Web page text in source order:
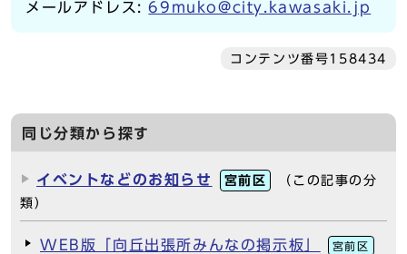
メールアドレス:69muko@city.kawasaki.jp
コンテンツ番号158434
同じ分類から探す
イベントなどのお知らせ 宮前区
（この記事の分
類）
WEB版「向丘出張所みんなの掲示板」 宮前区